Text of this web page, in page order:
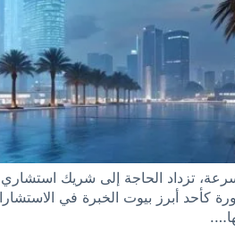
تزداد الحاجة إلى شريك استشاري
كأحد أبرز بيوت الخبرة في